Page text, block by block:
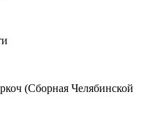
(Сборная Челябинской